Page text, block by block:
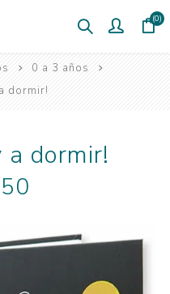
(0)
0 a 3 años
dormir!
a dormir!